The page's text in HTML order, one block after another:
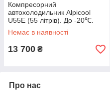
Компресорний
автохолодильник Alpicool
U55E (55 літрів). До -20℃.
(12, 24, 220 вольт)
Немає в наявності
13 700 ₴
Про нас